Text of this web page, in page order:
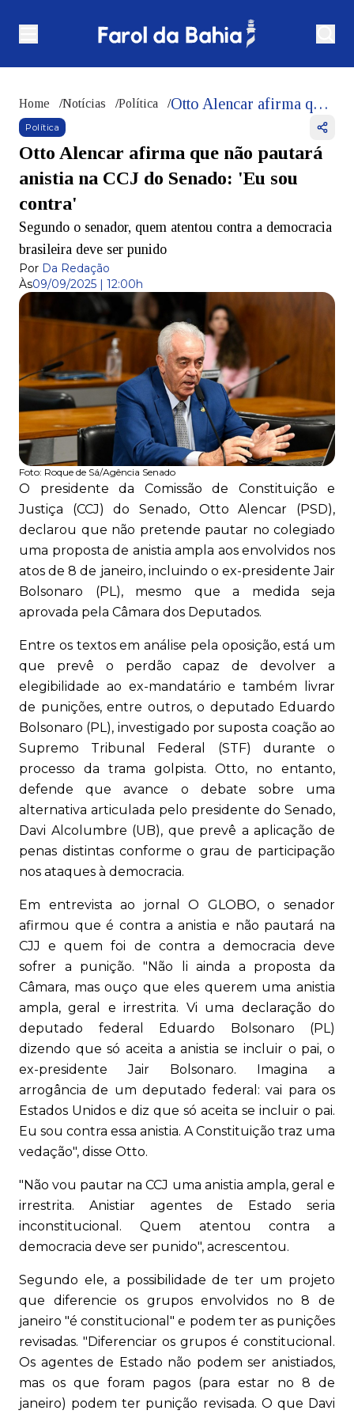
Home /Notícias /Política / Otto Alencar afirma que não pautará anistia na CCJ do Senado: 'Eu sou contra'
Política
Otto Alencar afirma que não pautará
anistia na CCJ do Senado: 'Eu sou
contra'
Segundo o senador, quem atentou contra a democracia
brasileira deve ser punido
Por Da Redação
Às09/09/2025 | 12:00h
Foto: Roque de Sá/Agência Senado
O presidente da Comissão de Constituição e
Justiça (CCJ) do Senado, Otto Alencar (PSD),
declarou que não pretende pautar no colegiado
uma proposta de anistia ampla aos envolvidos nos
atos de 8 de janeiro, incluindo o ex-presidente Jair
Bolsonaro (PL), mesmo que a medida seja
aprovada pela Câmara dos Deputados.
Entre os textos em análise pela oposição, está um
que prevê o perdão capaz de devolver a
elegibilidade ao ex-mandatário e também livrar
de punições, entre outros, o deputado Eduardo
Bolsonaro (PL), investigado por suposta coação ao
Supremo Tribunal Federal (STF) durante o
processo da trama golpista. Otto, no entanto,
defende que avance o debate sobre uma
alternativa articulada pelo presidente do Senado,
Davi Alcolumbre (UB), que prevê a aplicação de
penas distintas conforme o grau de participação
nos ataques à democracia.
Em entrevista ao jornal O GLOBO, o senador
afirmou que é contra a anistia e não pautará na
CJJ e quem foi de contra a democracia deve
sofrer a punição. "Não li ainda a proposta da
Câmara, mas ouço que eles querem uma anistia
ampla, geral e irrestrita. Vi uma declaração do
deputado federal Eduardo Bolsonaro (PL)
dizendo que só aceita a anistia se incluir o pai, o
ex-presidente Jair Bolsonaro. Imagina a
arrogância de um deputado federal: vai para os
Estados Unidos e diz que só aceita se incluir o pai.
Eu sou contra essa anistia. A Constituição traz uma
vedação", disse Otto.
"Não vou pautar na CCJ uma anistia ampla, geral e
irrestrita. Anistiar agentes de Estado seria
inconstitucional. Quem atentou contra a
democracia deve ser punido", acrescentou.
Segundo ele, a possibilidade de ter um projeto
que diferencie os grupos envolvidos no 8 de
janeiro "é constitucional" e podem ter as punições
revisadas. "Diferenciar os grupos é constitucional.
Os agentes de Estado não podem ser anistiados,
mas os que foram pagos (para estar no 8 de
janeiro) podem ter punição revisada. O que Davi